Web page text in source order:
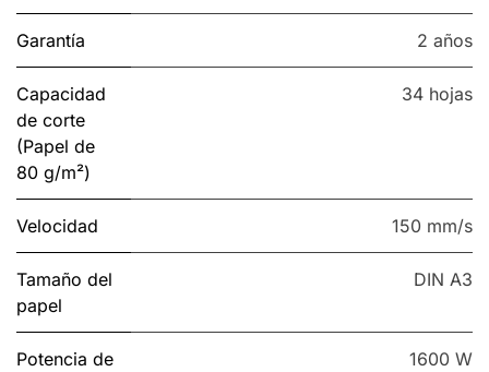
Garantía 2 años
Capacidad
de corte
(Papel de
80 g/m²)
34 hojas
Velocidad 150 mm/s
Tamaño del
papel
DIN A3
Potencia de
1600 W